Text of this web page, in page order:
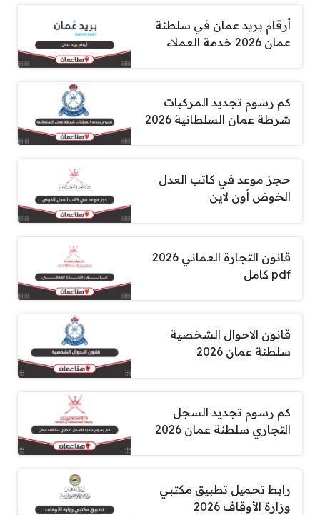
أرقام بريد عمان في سلطنة
عمان 2026 خدمة العملاء
كم رسوم تجديد المركبات
شرطة عمان السلطانية 2026
حجز موعد في كاتب العدل
الخوض أون لاين
قانون التجارة العماني 2026
pdf كامل
قانون الاحوال الشخصية
سلطنة عمان 2026
كم رسوم تجديد السجل
التجاري سلطنة عمان 2026
رابط تحميل تطبيق مكتبي
وزارة الأوقاف 2026